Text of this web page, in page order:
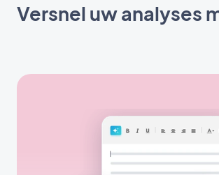
Versnel uw analyses